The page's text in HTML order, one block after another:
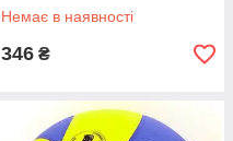
Немає в наявності
346 ₴